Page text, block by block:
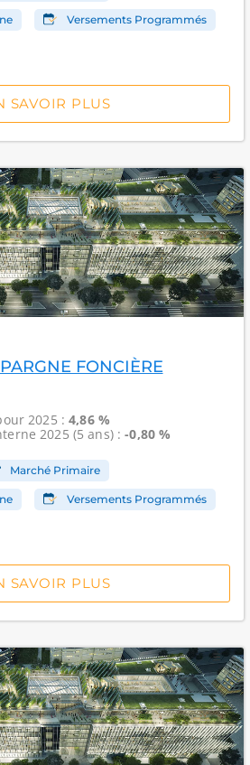
Versements Programmés
SAVOIR PLUS
FONCIÈRE
2025 :4,86 %
2025 (5 ans) :-0,80 %
Marché Primaire
Versements Programmés
SAVOIR PLUS